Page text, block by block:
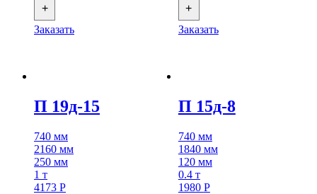
+
Заказать
+
Заказать
П 19д-15
740 мм
2160 мм
250 мм
1 т
4173 Р
П 15д-8
740 мм
1840 мм
120 мм
0.4 т
1980 Р